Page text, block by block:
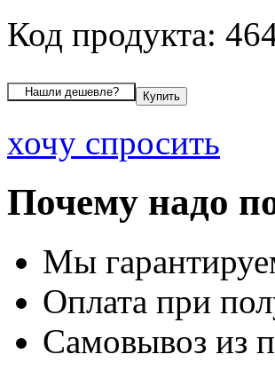
Код продукта:
хочу спросить
Почему надо
Мы
Оплата при
Самовывоз из